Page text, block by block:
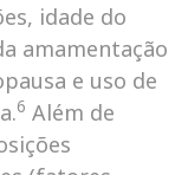
idade do
amamentação
e uso de
6 Além de